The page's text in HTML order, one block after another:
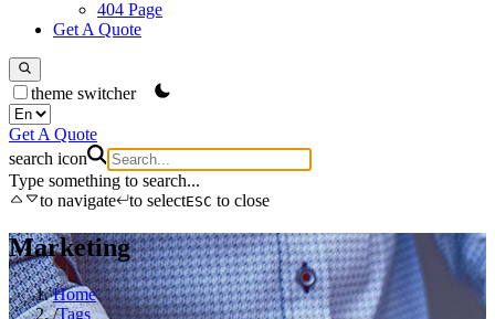
404 Page
Get A Quote
theme switcher
Get A Quote
search icon
Type something to search...
to navigate
to selectESC to close
Marketing
Home
/Tags